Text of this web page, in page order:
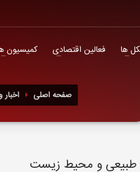
ها فعالین اقتصادی کمیسیون
صفحه اصلی
طبیعی و محیط زیست